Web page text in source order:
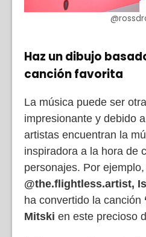
Haz un dibujo
canción favorita
La música puede ser
impresionante y debido
artistas encuentran la
inspiradora a la hora de
personajes. Por
@the.flightless.artist,
ha convertido la canción
Mitski en este precioso